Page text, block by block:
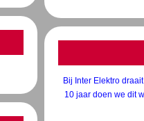
Bij Inter Elektro
10 jaar doen we dit